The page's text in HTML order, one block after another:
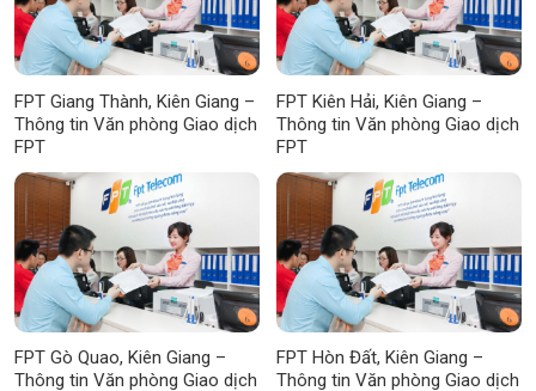
FPT Giang Thành, Kiên Giang –
Thông tin Văn phòng Giao dịch
FPT
FPT Kiên Hải, Kiên Giang –
Thông tin Văn phòng Giao dịch
FPT
FPT Gò Quao, Kiên Giang –
Thông tin Văn phòng Giao dịch
FPT Hòn Đất, Kiên Giang –
Thông tin Văn phòng Giao dịch